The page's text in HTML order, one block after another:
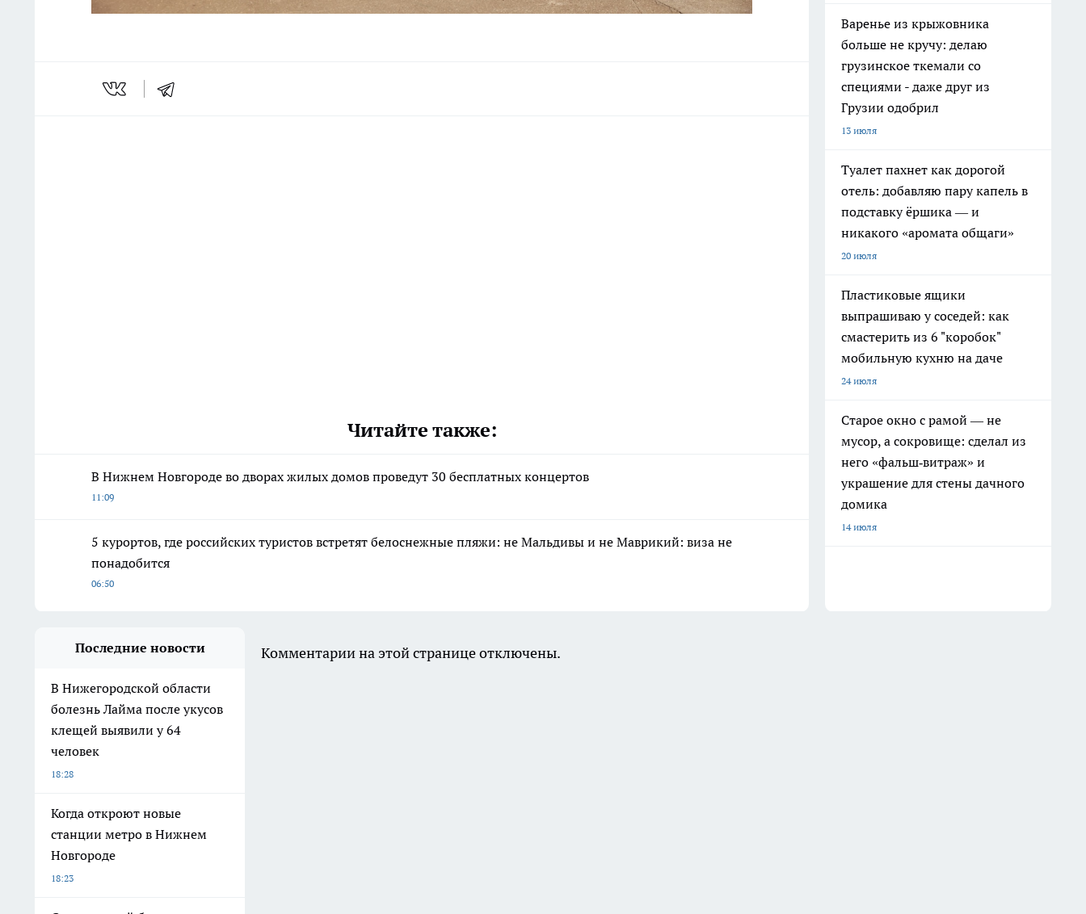
Читайте также:
В Нижнем Новгороде во дворах жилых домов проведут 30 бесплатных концертов
11:09
5 курортов, где российских туристов встретят белоснежные пляжи: не Мальдивы и не Маврикий: виза не
понадобится
06:50
Варенье из крыжовника
больше не кручу: делаю
грузинское ткемали со
специями - даже друг из
Грузии одобрил
13 июля
Туалет пахнет как дорогой
отель: добавляю пару капель в
подставку ёршика — и
никакого «аромата общаги»
20 июля
Пластиковые ящики
выпрашиваю у соседей: как
смастерить из 6 "коробок"
мобильную кухню на даче
24 июля
Старое окно с рамой — не
мусор, а сокровище: сделал из
него «фальш‑витраж» и
украшение для стены дачного
домика
14 июля
Последние новости
В Нижегородской области
болезнь Лайма после укусов
клещей выявили у 64
человек
18:28
Когда откроют новые
станции метро в Нижнем
Новгороде
18:23
Комментарии на этой странице отключены.